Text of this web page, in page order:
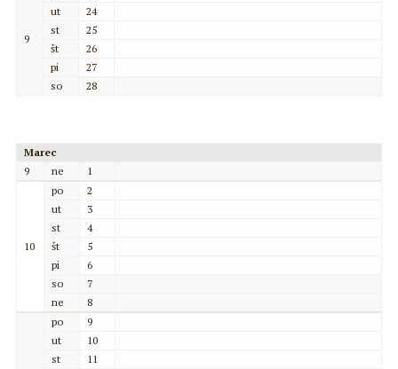
9
ut
24
st
25
št
26
pi
27
so
28
Marec
9
ne 1
10
po
2
ut
3
st
4
št
5
pi
6
so
7
ne
8
po
9
ut
10
st
11